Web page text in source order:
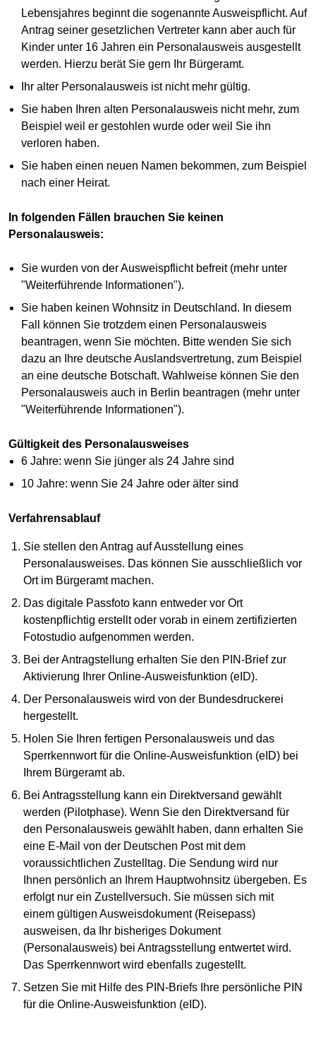
Lebensjahres beginnt die sogenannte Ausweispflicht. Auf
Antrag seiner gesetzlichen Vertreter kann aber auch für
Kinder unter 16 Jahren ein Personalausweis ausgestellt
werden. Hierzu berät Sie gern Ihr Bürgeramt.
Ihr alter Personalausweis ist nicht mehr gültig.
Sie haben Ihren alten Personalausweis nicht mehr, zum
Beispiel weil er gestohlen wurde oder weil Sie ihn
verloren haben.
Sie haben einen neuen Namen bekommen, zum Beispiel
nach einer Heirat.
In folgenden Fällen brauchen Sie keinen
Personalausweis:
Sie wurden von der Ausweispflicht befreit (mehr unter
"Weiterführende Informationen").
Sie haben keinen Wohnsitz in Deutschland. In diesem
Fall können Sie trotzdem einen Personalausweis
beantragen, wenn Sie möchten. Bitte wenden Sie sich
dazu an Ihre deutsche Auslandsvertretung, zum Beispiel
an eine deutsche Botschaft. Wahlweise können Sie den
Personalausweis auch in Berlin beantragen (mehr unter
"Weiterführende Informationen").
Gültigkeit des Personalausweises
6 Jahre: wenn Sie jünger als 24 Jahre sind
10 Jahre: wenn Sie 24 Jahre oder älter sind
Verfahrensablauf
Sie stellen den Antrag auf Ausstellung eines
Personalausweises. Das können Sie ausschließlich vor
Ort im Bürgeramt machen.
Das digitale Passfoto kann entweder vor Ort
kostenpflichtig erstellt oder vorab in einem zertifizierten
Fotostudio aufgenommen werden.
Bei der Antragstellung erhalten Sie den PIN-Brief zur
Aktivierung Ihrer Online-Ausweisfunktion (eID).
Der Personalausweis wird von der Bundesdruckerei
hergestellt.
Holen Sie Ihren fertigen Personalausweis und das
Sperrkennwort für die Online-Ausweisfunktion (eID) bei
Ihrem Bürgeramt ab.
Bei Antragsstellung kann ein Direktversand gewählt
werden (Pilotphase). Wenn Sie den Direktversand für
den Personalausweis gewählt haben, dann erhalten Sie
eine E-Mail von der Deutschen Post mit dem
voraussichtlichen Zustelltag. Die Sendung wird nur
Ihnen persönlich an Ihrem Hauptwohnsitz übergeben. Es
erfolgt nur ein Zustellversuch. Sie müssen sich mit
einem gültigen Ausweisdokument (Reisepass)
ausweisen, da Ihr bisheriges Dokument
(Personalausweis) bei Antragsstellung entwertet wird.
Das Sperrkennwort wird ebenfalls zugestellt.
Setzen Sie mit Hilfe des PIN-Briefs Ihre persönliche PIN
für die Online-Ausweisfunktion (eID).